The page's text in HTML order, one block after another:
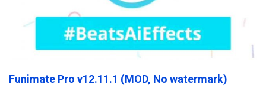
Funimate Pro v12.11.1 (MOD, No watermark)